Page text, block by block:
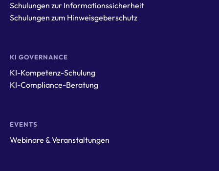
Schulungen zur Informationssicherheit
Schulungen zum Hinweisgeberschutz
KI GOVERNANCE
KI-Kompetenz-Schulung
KI-Compliance-Beratung
EVENTS
Webinare & Veranstaltungen